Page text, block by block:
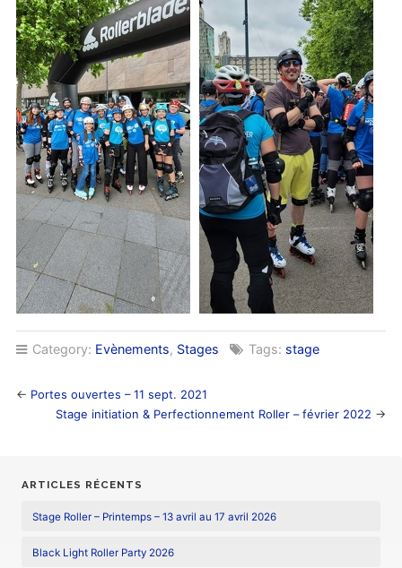
Category: Evènements, Stages Tags: stage
← Portes ouvertes – 11 sept. 2021
Stage initiation & Perfectionnement Roller – février 2022 →
ARTICLES RÉCENTS
Stage Roller – Printemps – 13 avril au 17 avril 2026
Black Light Roller Party 2026